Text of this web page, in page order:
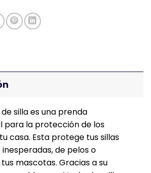
silla es una prenda
para la protección de los
casa. Esta protege tus sillas
de pelos o
mascotas. Gracias a su